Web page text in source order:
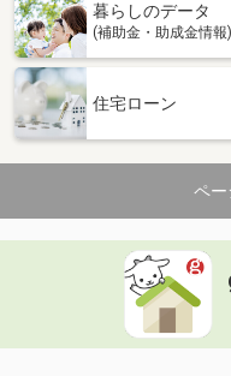
暮らしのデータ
(補助金・助成金情報)
住宅ローン
ペー